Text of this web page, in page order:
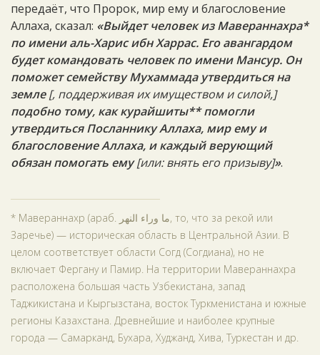
передаёт, что Пророк, мир ему и благословение
Аллаха, сказал: «Выйдет человек из Мавераннахра*
по имени аль-Харис ибн Харрас. Его авангардом
будет командовать человек по имени Мансур. Он
поможет семейству Мухаммада утвердиться на
земле[, поддерживая их имуществом и силой,]
подобно тому, как курайшиты** помогли
утвердиться Посланнику Аллаха, мир ему и
благословение Аллаха, и каждый верующий
обязан помогать ему[или: внять его призыву]».
* Мавераннахр (араб. ما وراء النهر‎, то, что за рекой или
Заречье) — историческая область в Центральной Азии. В
целом соответствует области Согд (Согдиана), но не
включает Фергану и Памир. На территории Мавераннахра
расположена большая часть Узбекистана, запад
Таджикистана и Кыргызстана, восток Туркменистана и южные
регионы Казахстана. Древнейшие и наиболее крупные
города — Самарканд, Бухара, Худжанд, Хива, Туркестан и др.